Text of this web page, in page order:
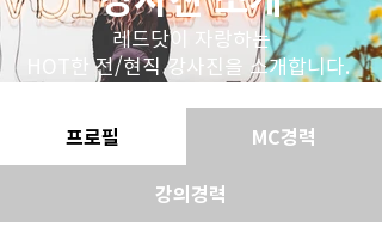
레드닷이 자랑하는
HOT한 전/현직 강사진을 소개합니다.
프로필
MC경력
강의경력